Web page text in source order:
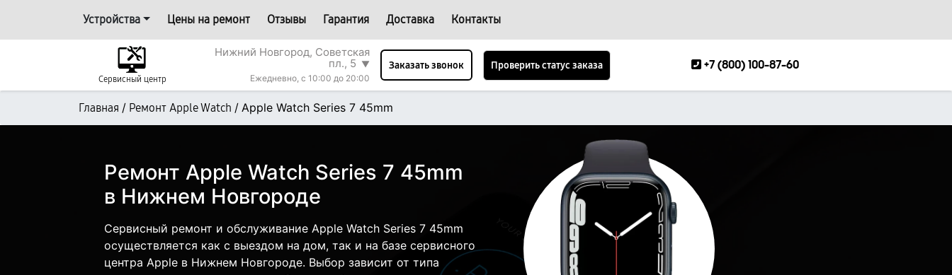
Устройства Цены на ремонт Отзывы Гарантия Доставка Контакты
Сервисный центр
Нижний Новгород, Советская
пл., 5 ▼
Ежедневно, с 10:00 до 20:00
Заказать звонок Проверить статус заказа +7 (800) 100-87-60
Главная / Ремонт Apple Watch / Apple Watch Series 7 45mm
Ремонт Apple Watch Series 7 45mm
в Нижнем Новгороде
Сервисный ремонт и обслуживание Apple Watch Series 7 45mm
осуществляется как с выездом на дом, так и на базе сервисного
центра Apple в Нижнем Новгороде. Выбор зависит от типа